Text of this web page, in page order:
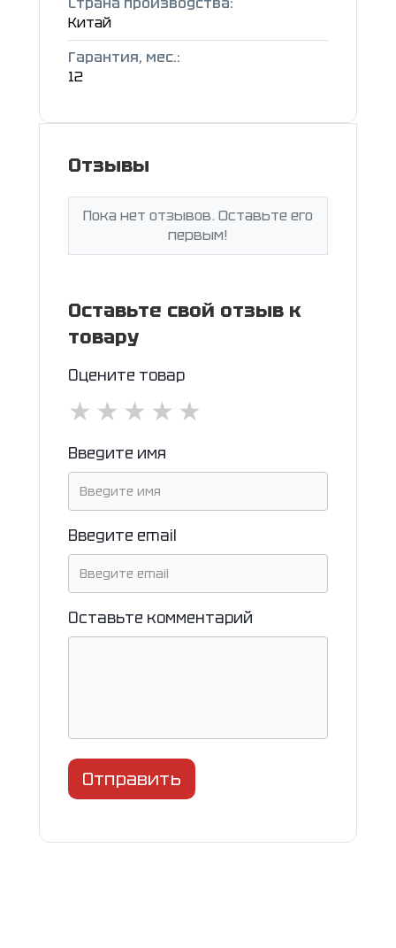
Китай
Гарантия, мес.:
12
Отзывы
Пока нет отзывов. Оставьте его
первым!
Оставьте свой отзыв к
товару
Оцените товар
★
★
★
★
★
Введите имя
Введите email
Оставьте комментарий
Отправить